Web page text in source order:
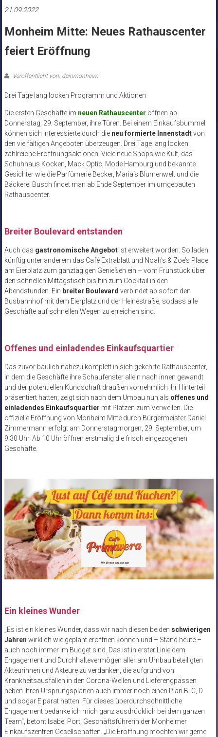
21.09.2022
Monheim Mitte: Neues Rathauscenter
feiert Eröffnung
Veröffentlicht von: deinmonheim
Drei Tage lang locken Programm und Aktionen
Die ersten Geschäfte im neuen Rathauscenter öffnen ab
Donnerstag, 29. September, ihre Türen. Bei einem Einkaufsbummel
können sich Interessierte durch die neu formierte Innenstadtvon
den vielfältigen Angeboten überzeugen. Drei Tage lang locken
zahlreiche Eröffnungsaktionen. Viele neue Shops wie Kult, das
Schuhhaus Kocken, Mack Optic, Mode Hamburg und bekannte
Gesichter wie die Parfümerie Becker, Maria‘s Blumenwelt und die
Bäckerei Busch findet man ab Ende September im umgebauten
Rathauscenter.
Breiter Boulevard entstanden
Auch das gastronomische Angebotist erweitert worden. So laden
künftig unter anderem das Café Extrablatt und Noah’s & Zoe’s Place
am Eierplatz zum ganztägigen Genießen ein – vom Frühstück über
den schnellen Mittagstisch bis hin zum Cocktail in den
Abendstunden. Ein breiter Boulevard verbindet ab sofort den
Busbahnhof mit dem Eierplatz und der Heinestraße, sodass alle
Geschäfte auf schnellen Wegen zu erreichen sind.
Offenes und einladendes Einkaufsquartier
Das zuvor baulich nahezu komplett in sich gekehrte Rathauscenter,
in dem die Geschäfte ihre Schaufenster allein nach innen gewandt
und der potentiellen Kundschaft draußen vornehmlich ihr Hinterteil
präsentiert hatten, zeigt sich nach dem Umbau nun als offenes und
einladendes Einkaufsquartier mit Plätzen zum Verweilen. Die
offizielle Eröffnung von Monheim Mitte durch Bürgermeister Daniel
Zimmermann erfolgt am Donnerstagmorgen, 29. September, um
9.30 Uhr. Ab 10 Uhr öffnen erstmalig die frisch eingezogenen
Geschäfte.
Ein kleines Wunder
„Es ist ein kleines Wunder, dass wir nach diesen beiden schwierigen
Jahren wirklich wie geplant eröffnen können und – Stand heute –
auch noch immer im Budget sind. Das ist in erster Linie dem
Engagement und Durchhaltevermögen aller am Umbau beteiligten
Akteurinnen und Akteure zu verdanken, die aufgrund von
Krankheitsausfällen in den Corona-Wellen und Lieferengpässen
neben ihren Ursprungsplänen auch immer noch einen Plan B, C, D
und sogar E parat hatten. Für dieses überdurchschnittliche
Engagement bedanke ich mich ganz ausdrücklich bei dem ganzen
Team“, betont Isabel Port, Geschäftsführerin der Monheimer
Einkaufszentren Gesellschaften. „Die Eröffnung möchten wir gerne